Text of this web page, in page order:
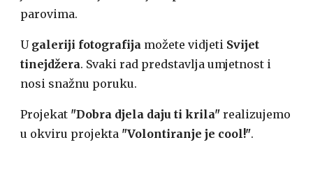
parovima.
U galeriji fotografija možete vidjeti Svijet
tinejdžera. Svaki rad predstavlja umjetnost i
nosi snažnu poruku.
Projekat "Dobra djela daju ti krila" realizujemo
u okviru projekta "Volontiranje je cool!".